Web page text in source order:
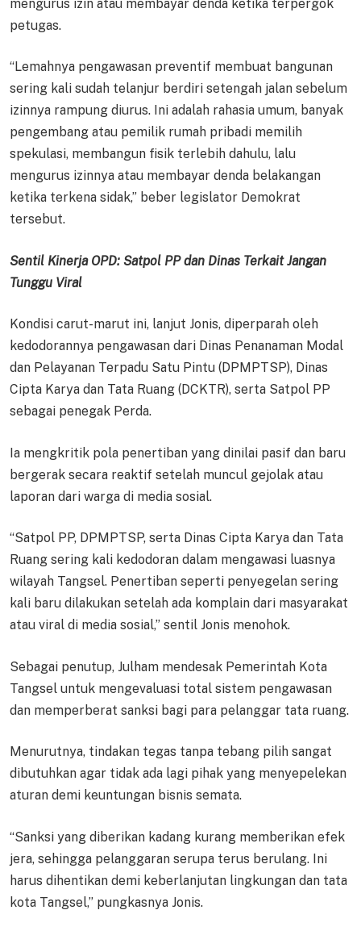
mengurus izin atau membayar denda ketika terpergok
petugas.
“Lemahnya pengawasan preventif membuat bangunan
sering kali sudah telanjur berdiri setengah jalan sebelum
izinnya rampung diurus. Ini adalah rahasia umum, banyak
pengembang atau pemilik rumah pribadi memilih
spekulasi, membangun fisik terlebih dahulu, lalu
mengurus izinnya atau membayar denda belakangan
ketika terkena sidak,” beber legislator Demokrat
tersebut.
Sentil Kinerja OPD: Satpol PP dan Dinas Terkait Jangan
Tunggu Viral
Kondisi carut-marut ini, lanjut Jonis, diperparah oleh
kedodorannya pengawasan dari Dinas Penanaman Modal
dan Pelayanan Terpadu Satu Pintu (DPMPTSP), Dinas
Cipta Karya dan Tata Ruang (DCKTR), serta Satpol PP
sebagai penegak Perda.
Ia mengkritik pola penertiban yang dinilai pasif dan baru
bergerak secara reaktif setelah muncul gejolak atau
laporan dari warga di media sosial.
“Satpol PP, DPMPTSP, serta Dinas Cipta Karya dan Tata
Ruang sering kali kedodoran dalam mengawasi luasnya
wilayah Tangsel. Penertiban seperti penyegelan sering
kali baru dilakukan setelah ada komplain dari masyarakat
atau viral di media sosial,” sentil Jonis menohok.
Sebagai penutup, Julham mendesak Pemerintah Kota
Tangsel untuk mengevaluasi total sistem pengawasan
dan memperberat sanksi bagi para pelanggar tata ruang.
Menurutnya, tindakan tegas tanpa tebang pilih sangat
dibutuhkan agar tidak ada lagi pihak yang menyepelekan
aturan demi keuntungan bisnis semata.
“Sanksi yang diberikan kadang kurang memberikan efek
jera, sehingga pelanggaran serupa terus berulang. Ini
harus dihentikan demi keberlanjutan lingkungan dan tata
kota Tangsel,” pungkasnya Jonis.